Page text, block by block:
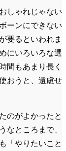
しゃれじゃない
ーンにできない
要るといわれま
にいろいろな選
間もあまり長く
おうと、遠慮せ
のがよかったと
なところまで、
「やりたいこと